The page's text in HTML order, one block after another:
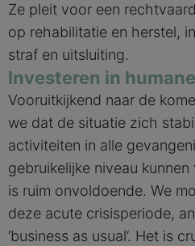
Ze pleit voor een
op rehabilitatie en herstel,
straf en uitsluiting.
Investeren in
Vooruitkijkend naar de
we dat de situatie zich
activiteiten in alle
gebruikelijke niveau
is ruim onvoldoende. We
deze acute crisisperiode,
‘business as usual’. Het is